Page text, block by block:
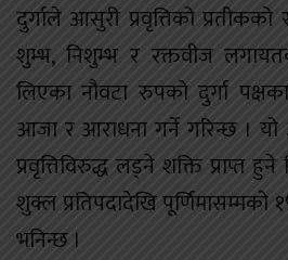
दुर्गाले आसुरी प्रवृत्तिको
शुम्भ, निशुम्भ र रक्तवीज
लिएका नौवटा रुपको दुर्गा
आजा र आराधना गर्ने गरिन्छ ।
प्रवृत्तिविरुद्ध लड्ने शक्ति प्राप्त
शुक्ल प्रतिपदादेखि पूर्णिमासम्मको
भनिन्छ ।